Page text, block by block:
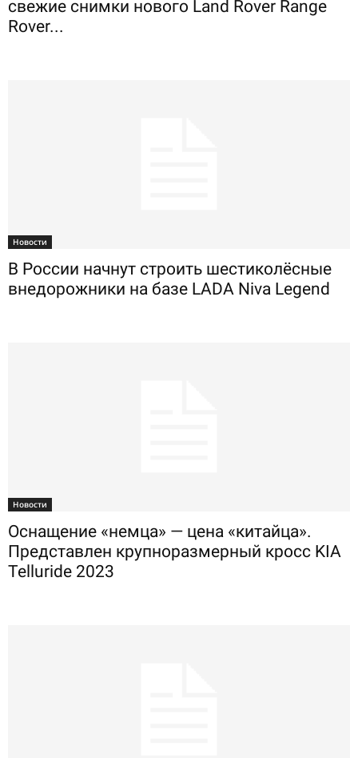
свежие снимки нового Land Rover Range
Rover...
Новости
В России начнут строить шестиколёсные
внедорожники на базе LADA Niva Legend
Новости
Оснащение «немца» — цена «китайца».
Представлен крупноразмерный кросс KIA
Telluride 2023